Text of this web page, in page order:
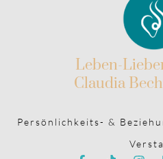
Leben-
Claudia
Persönlichkeits- &